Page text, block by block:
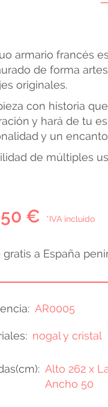
armario francés
de forma
originales.
con historia
y hará de tu
y un
de múltiples
€ *IVA incluido
gratis a España
AR0005
nogal y cristal
Alto 262 x
Ancho 50